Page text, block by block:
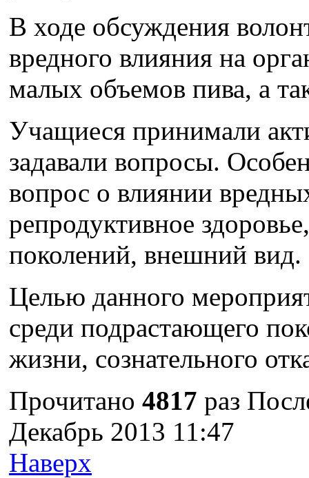
В ходе обсуждения
вредного влияния на
малых объемов пива, а
Учащиеся принимали
задавали вопросы.
вопрос о влиянии
репродуктивное
поколений, внешний вид.
Целью данного
среди подрастающего
жизни, сознательного
Прочитано 4817 раз
Декабрь 2013 11:47
Наверх